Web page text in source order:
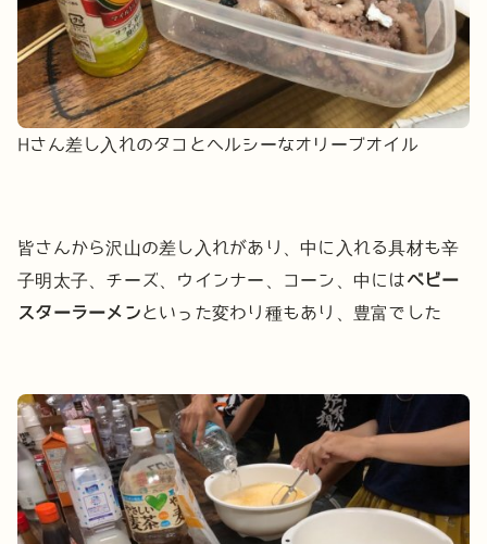
Hさん差し入れのタコとヘルシーなオリーブオイル
皆さんから沢山の差し入れがあり、中に入れる具材も辛
子明太子、チーズ、ウインナー、コーン、中にはベビー
スターラーメンといった変わり種もあり、豊富でした